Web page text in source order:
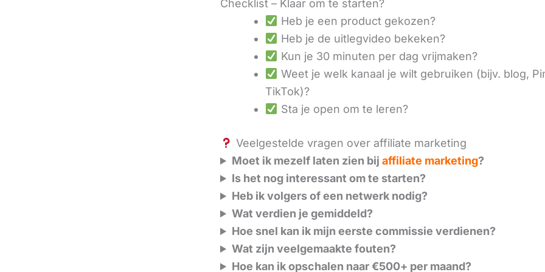
Checklist – Klaar om te starten?
Heb je een product gekozen?
Heb je de uitlegvideo bekeken?
Kun je 30 minuten per dag vrijmaken?
Weet je welk kanaal je wilt gebruiken (bijv. blog,
TikTok)?
Sta je open om te leren?
Veelgestelde vragen over affiliate marketing
Moet ik mezelf laten zien bijaffiliate marketing?
Is het nog interessant om te starten?
Heb ik volgers of een netwerk nodig?
Wat verdien je gemiddeld?
Hoe snel kan ik mijn eerste commissie verdienen?
Wat zijn veelgemaakte fouten?
Hoe kan ik opschalen naar €500+ per maand?